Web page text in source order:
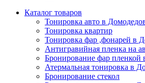
Каталог товаров
Тонировка авто в
Тонировка квартир
Тонировка фар ,фонарей в
Антигравийная пленка на
Бронирование фар пленкой
Атермальная тонировка в
Бронирование стекол